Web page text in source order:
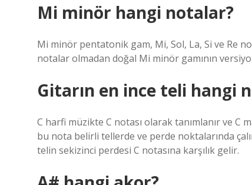
Mi minör hangi notalar?
Mi minör pentatonik gam, Mi, Sol, La, Si ve Re
notalar olmadan doğal Mi minör gamının
Gitarın en ince teli hangi
C harfi müzikte C notası olarak tanımlanır ve C
bu nota belirli tellerde ve perde noktalarında
telin sekizinci perdesi C notasına karşılık gelir.